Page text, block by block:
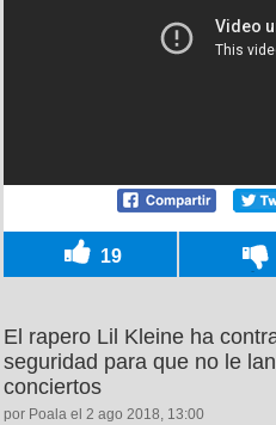
19
El rapero Lil Kleine ha
seguridad para que no le
conciertos
por Poala el 2 ago 2018, 13:00